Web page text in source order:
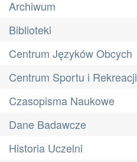
Archiwum
Biblioteki
Centrum Języków Obcych
Centrum Sportu i Rekreacji
Czasopisma Naukowe
Dane Badawcze
Historia Uczelni